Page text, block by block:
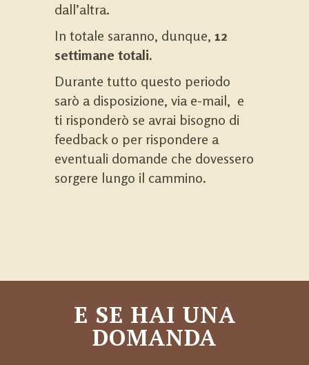
dall’altra.
In totale saranno, dunque, 12
settimane totali.
Durante tutto questo periodo
sarò a disposizione, via e-mail, e
ti risponderò se avrai bisogno di
feedback o per rispondere a
eventuali domande che dovessero
sorgere lungo il cammino.
E SE HAI UNA
DOMANDA